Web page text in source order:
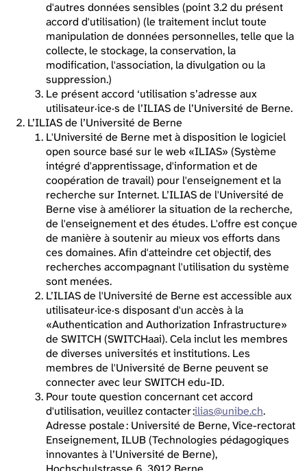
d'autres données sensibles (point 3.2 du présent
accord d'utilisation) (le traitement inclut toute
manipulation de données personnelles, telle que la
collecte, le stockage, la conservation, la
modification, l'association, la divulgation ou la
suppression.)
Le présent accord ‘utilisation s’adresse aux
utilisateur·ice·s de l’ILIAS de l’Université de Berne.
L’ILIAS de l’Université de Berne
L'Université de Berne met à disposition le logiciel
open source basé sur le web «ILIAS» (Système
intégré d'apprentissage, d'information et de
coopération de travail) pour l'enseignement et la
recherche sur Internet. L’ILIAS de l'Université de
Berne vise à améliorer la situation de la recherche,
de l'enseignement et des études. L'offre est conçue
de manière à soutenir au mieux vos efforts dans
ces domaines. Afin d'atteindre cet objectif, des
recherches accompagnant l'utilisation du système
sont menées.
L’ILIAS de l'Université de Berne est accessible aux
utilisateur·ice·s disposant d'un accès à la
«Authentication and Authorization Infrastructure»
de SWITCH (SWITCHaai). Cela inclut les membres
de diverses universités et institutions. Les
membres de l'Université de Berne peuvent se
connecter avec leur SWITCH edu-ID.
Pour toute question concernant cet accord
d'utilisation, veuillez contacter :ilias@unibe.ch.
Adresse postale : Université de Berne, Vice-rectorat
Enseignement, ILUB (Technologies pédagogiques
innovantes à l’Université de Berne),